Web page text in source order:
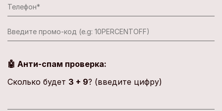
🤖 Анти-спам проверка:
Сколько будет 3 + 9? (введите цифру)